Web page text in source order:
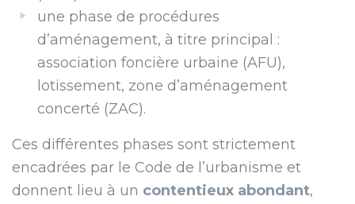
une phase de procédures
d’aménagement, à titre principal :
association foncière urbaine (AFU),
lotissement, zone d’aménagement
concerté (ZAC).
Ces différentes phases sont strictement
encadrées par le Code de l’urbanisme et
donnent lieu à un contentieux abondant,